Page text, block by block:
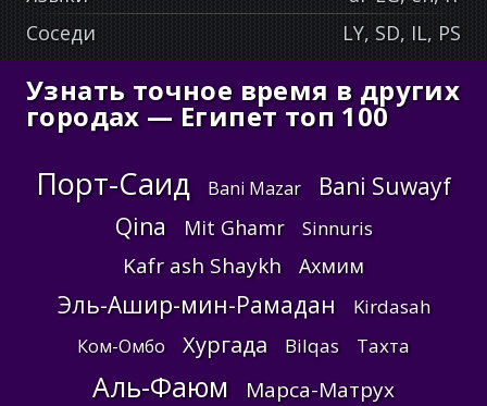
Соседи
LY, SD, IL, PS
Узнать точное время в других
городах — Египет топ 100
Порт-Саид Bani Mazar
Bani Suwayf
Qina
Mit Ghamr Sinnuris
Kafr ash Shaykh Ахмим
Эль-Ашир-мин-Рамадан Kirdasah
Ком-Омбо Хургада Bilqas Тахта
Аль-Фаюм Марса-Матрух